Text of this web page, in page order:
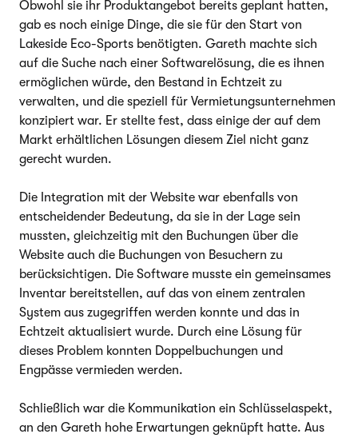
Obwohl sie ihr Produktangebot bereits geplant hatten,
gab es noch einige Dinge, die sie für den Start von
Lakeside Eco-Sports benötigten. Gareth machte sich
auf die Suche nach einer Softwarelösung, die es ihnen
ermöglichen würde, den Bestand in Echtzeit zu
verwalten, und die speziell für Vermietungsunternehmen
konzipiert war. Er stellte fest, dass einige der auf dem
Markt erhältlichen Lösungen diesem Ziel nicht ganz
gerecht wurden.
Die Integration mit der Website war ebenfalls von
entscheidender Bedeutung, da sie in der Lage sein
mussten, gleichzeitig mit den Buchungen über die
Website auch die Buchungen von Besuchern zu
berücksichtigen. Die Software musste ein gemeinsames
Inventar bereitstellen, auf das von einem zentralen
System aus zugegriffen werden konnte und das in
Echtzeit aktualisiert wurde. Durch eine Lösung für
dieses Problem konnten Doppelbuchungen und
Engpässe vermieden werden.
Schließlich war die Kommunikation ein Schlüsselaspekt,
an den Gareth hohe Erwartungen geknüpft hatte. Aus